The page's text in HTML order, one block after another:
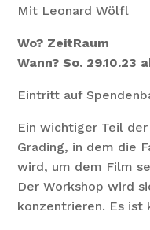
Mit Leonard Wölfl
Wo? ZeitRaum
Wann? So. 29.10.23
Eintritt auf
Ein wichtiger Teil
Grading, in dem die
wird, um dem Film
Der Workshop wird
konzentrieren. Es ist